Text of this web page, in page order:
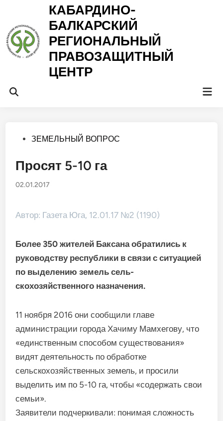
содержимому
КАБАРДИНО-
БАЛКАРСКИЙ
РЕГИОНАЛЬНЫЙ
ПРАВОЗАЩИТНЫЙ
ЦЕНТР
Открыть
Опубликовано
ЗЕМЕЛЬНЫЙ ВОПРОС
Просят 5-10 га
02.01.2017
Автор: Газета Юга, 12.01.17 №2 (1190)
Более 350 жителей Баксана обратились к
руководству ре­спублики в связи с ситуацией
по выделению земель сель­
скохозяйственного назначе­ния.
11 ноября 2016 они сообщили главе
администрации города Хачиму Мамхегову, что
«единствен­ным способом существования»
видят деятельность по обработ­ке
сельскохозяйственных земель, и просили
выделить им по 5-10 га, чтобы «содержать свои
семьи».
Заявители подчеркивали: пони­мая сложность